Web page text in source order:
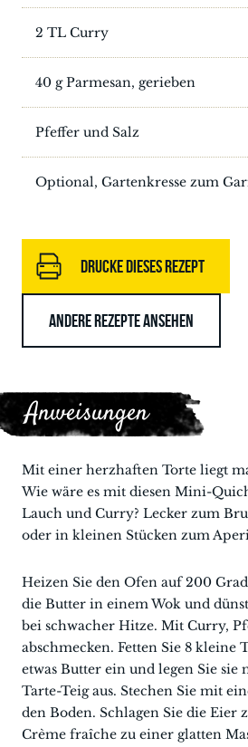
2 TL Curry
40 g Parmesan, gerieben
Pfeffer und Salz
Optional, Gartenkresse zum
DRUCKE DIESES REZEPT
ANDERE REZEPTE ANSEHEN
Anweisungen
Mit einer herzhaften Torte liegt
Wie wäre es mit diesen Mini-
Lauch und Curry? Lecker zum
oder in kleinen Stücken zum
Heizen Sie den Ofen auf 200
die Butter in einem Wok und
bei schwacher Hitze. Mit Curry,
abschmecken. Fetten Sie 8 kleine
etwas Butter ein und legen Sie
Tarte-Teig aus. Stechen Sie mit
den Boden. Schlagen Sie die Eier
Crème fraîche zu einer glatten